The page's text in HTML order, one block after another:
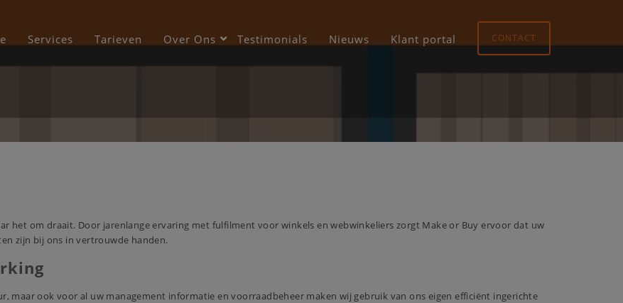
Services Tarieven Over Ons Testimonials Nieuws Klant portal CONTACT
het om draait. Door jarenlange ervaring met fulfilment voor winkels en webwinkeliers zorgt Make or Buy ervoor dat uw
zijn bij ons in vertrouwde handen.
maar ook voor al uw management informatie en voorraadbeheer maken wij gebruik van ons eigen efficiënt ingerichte